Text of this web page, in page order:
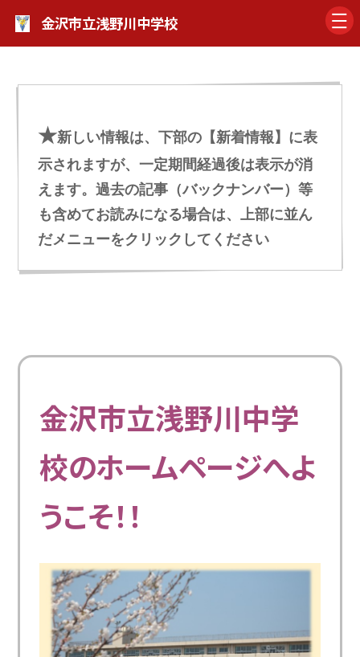
金沢市立浅野川中学校
★新しい情報は、下部の【新着情報】に表
示されますが、一定期間経過後は表示が消
えます。過去の記事（バックナンバー）等
も含めてお読みになる場合は、上部に並ん
だメニューをクリックしてください
金沢市立浅野川中学
校のホームページへよ
うこそ！！